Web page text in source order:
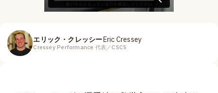
エリック・クレッシーEric Cressey
Cressey Performance 代表／CSCS